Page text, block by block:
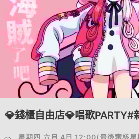
💎錢櫃自由店💎唱歌PARTY#
星期四,六月 4日 12:00(最後審核星